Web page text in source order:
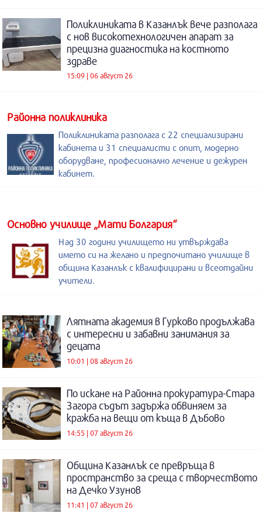
Поликлиниката в Казанлък вече разполага
с нов високотехнологичен апарат за
прецизна диагностика на костното
здраве
15:09 | 06 август 26
Районна поликлиника
Поликлиниката разполага с 22 специализирани
кабинета и 31 специалисти с опит, модерно
оборудване, професионално лечение и дежурен
кабинет.
Основно училище „Мати Болгария“
Над 30 години училището ни утвърждава
името си на желано и предпочитано училище в
община Казанлък с квалифицирани и всеотдайни
учители.
Лятната академия в Гурково продължава
с интересни и забавни занимания за
децата
10:01 | 08 август 26
По искане на Районна прокуратура-Стара
Загора съдът задържа обвиняем за
кражба на вещи от къща в Дъбово
14:55 | 07 август 26
Община Казанлък се превръща в
пространство за среща с творчеството
на Дечко Узунов
11:41 | 07 август 26